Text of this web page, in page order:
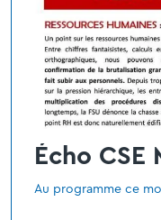
Écho CSE
Au programme ce